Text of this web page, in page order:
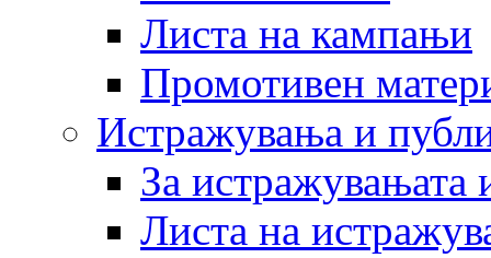
Листа на кампањи
Промотивен
Истражувања и
За истражувањата
Листа на